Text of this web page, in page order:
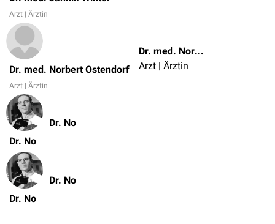
Arzt | Ärztin
Dr. med. Norbert Ostendorf
Arzt | Ärztin
Dr. med. Norbert Ostendorf
Arzt | Ärztin
Dr. No
Dr. No
Dr. No
Dr. No